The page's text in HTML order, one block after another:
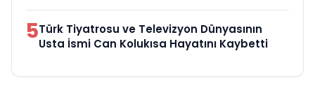
5Türk Tiyatrosu ve Televizyon Dünyasının
Usta İsmi Can Kolukısa Hayatını Kaybetti